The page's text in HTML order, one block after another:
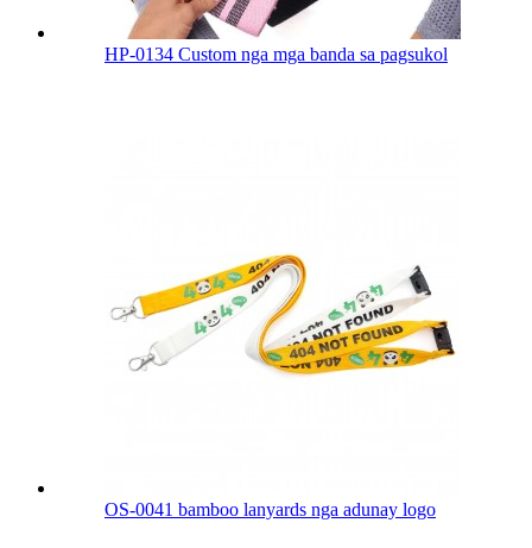
HP-0134 Custom nga mga banda sa pagsukol
OS-0041 bamboo lanyards nga adunay logo